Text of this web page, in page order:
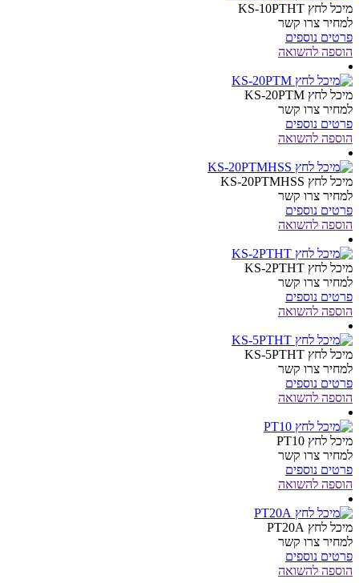
מיכל לחץ KS-10PTHT
למחיר צרו קשר
פרטים נוספים
הוספה להשואה
מיכל לחץ KS-20PTM
למחיר צרו קשר
פרטים נוספים
הוספה להשואה
מיכל לחץ KS-20PTMHSS
למחיר צרו קשר
פרטים נוספים
הוספה להשואה
מיכל לחץ KS-2PTHT
למחיר צרו קשר
פרטים נוספים
הוספה להשואה
מיכל לחץ KS-5PTHT
למחיר צרו קשר
פרטים נוספים
הוספה להשואה
מיכל לחץ PT10
למחיר צרו קשר
פרטים נוספים
הוספה להשואה
מיכל לחץ PT20A
למחיר צרו קשר
פרטים נוספים
הוספה להשואה